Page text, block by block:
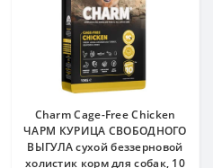
Charm Cage-Free Chicken
ЧАРМ КУРИЦА СВОБОДНОГО
ВЫГУЛА сухой беззерновой
холистик корм для собак, 10